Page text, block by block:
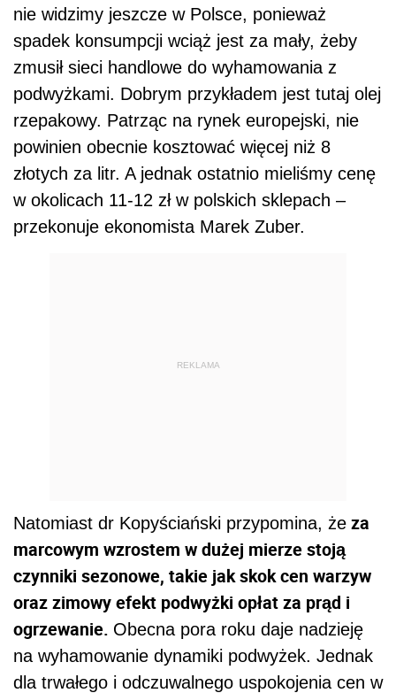
nie widzimy jeszcze w Polsce, ponieważ
spadek konsumpcji wciąż jest za mały, żeby
zmusił sieci handlowe do wyhamowania z
podwyżkami. Dobrym przykładem jest tutaj olej
rzepakowy. Patrząc na rynek europejski, nie
powinien obecnie kosztować więcej niż 8
złotych za litr. A jednak ostatnio mieliśmy cenę
w okolicach 11-12 zł w polskich sklepach –
przekonuje ekonomista Marek Zuber.
REKLAMA
Natomiast dr Kopyściański przypomina, że za
marcowym wzrostem w dużej mierze stoją
czynniki sezonowe, takie jak skok cen warzyw
oraz zimowy efekt podwyżki opłat za prąd i
ogrzewanie. Obecna pora roku daje nadzieję
na wyhamowanie dynamiki podwyżek. Jednak
dla trwałego i odczuwalnego uspokojenia cen w